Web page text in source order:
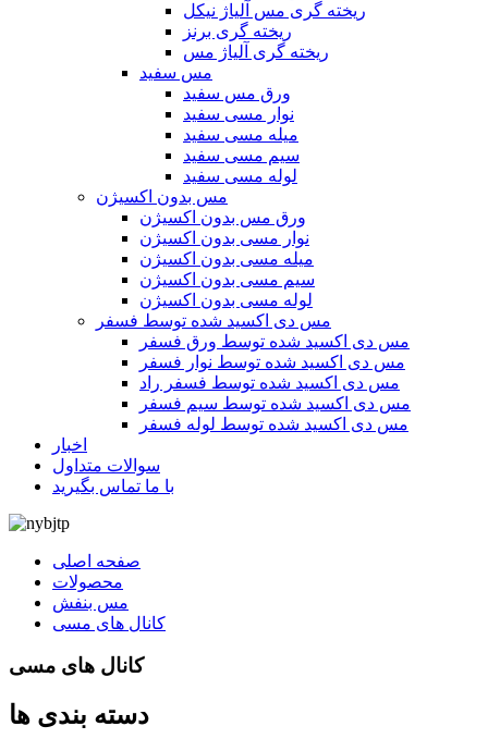
ریخته گری مس آلیاژ نیکل
ریخته گری برنز
ریخته گری آلیاژ مس
مس سفید
ورق مس سفید
نوار مسی سفید
میله مسی سفید
سیم مسی سفید
لوله مسی سفید
مس بدون اکسیژن
ورق مس بدون اکسیژن
نوار مسی بدون اکسیژن
میله مسی بدون اکسیژن
سیم مسی بدون اکسیژن
لوله مسی بدون اکسیژن
مس دی اکسید شده توسط فسفر
مس دی اکسید شده توسط ورق فسفر
مس دی اکسید شده توسط نوار فسفر
مس دی اکسید شده توسط فسفر راد
مس دی اکسید شده توسط سیم فسفر
مس دی اکسید شده توسط لوله فسفر
اخبار
سوالات متداول
با ما تماس بگیرید
صفحه اصلی
محصولات
مس بنفش
کانال های مسی
کانال های مسی
دسته بندی ها